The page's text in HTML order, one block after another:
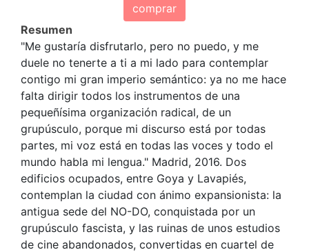
comprar
Resumen
"Me gustaría disfrutarlo, pero no puedo, y me
duele no tenerte a ti a mi lado para contemplar
contigo mi gran imperio semántico: ya no me hace
falta dirigir todos los instrumentos de una
pequeñísima organización radical, de un
grupúsculo, porque mi discurso está por todas
partes, mi voz está en todas las voces y todo el
mundo habla mi lengua." Madrid, 2016. Dos
edificios ocupados, entre Goya y Lavapiés,
contemplan la ciudad con ánimo expansionista: la
antigua sede del NO-DO, conquistada por un
grupúsculo fascista, y las ruinas de unos estudios
de cine abandonados, convertidas en cuartel de